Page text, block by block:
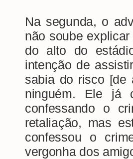
Na segunda, o
não soube
do alto do
intenção de
sabia do risco [de
ninguém. Ele já
confessando o
retaliação, mas
confessou o
vergonha dos